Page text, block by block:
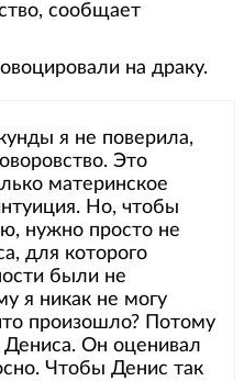
сообщает
на драку.
я не поверила,
Это
материнское
Но, чтобы
нужно просто не
для которого
были не
я никак не могу
произошло? Потому
Он оценивал
Чтобы Денис так